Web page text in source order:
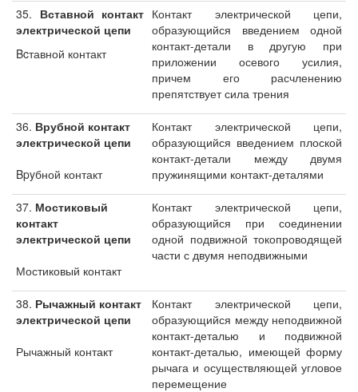
35. Вставной контакт
электрической цепи
Bcтавной контакт
Контакт электрической цепи,
образующийся введением одной
контакт-детали в другую при
приложении осевого усилия,
причем его расчленению
препятствует сила трения
36. Врубной контакт
электрической цепи
Bpyбной контакт
Контакт электрической цепи,
образующийся введением плоской
контакт-детали между двумя
пружинящими контакт-деталями
37. Мостиковый
контакт
электрической цепи
Мостиковый контакт
Контакт электрической цепи,
образующийся при соединении
одной подвижной токопроводящей
части с двумя неподвижными
38. Рычажный контакт
электрической цепи
Рычажный контакт
Контакт электрической цепи,
образующийся между неподвижной
контакт-деталью и подвижной
контакт-деталью, имеющей форму
рычага и осуществляющей угловое
перемещение